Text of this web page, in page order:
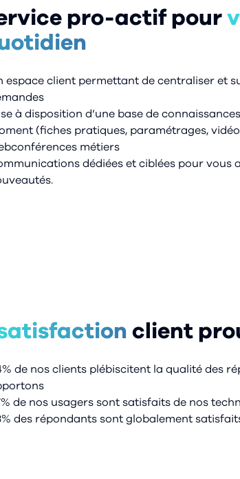
pro-actif pour
espace client permettant de centraliser et
à disposition d’une base de
(fiches pratiques, paramétrages,
métiers
dédiées et ciblées pour vous
client
de nos clients plébiscitent la qualité des
de nos usagers sont satisfaits de nos
des répondants sont globalement